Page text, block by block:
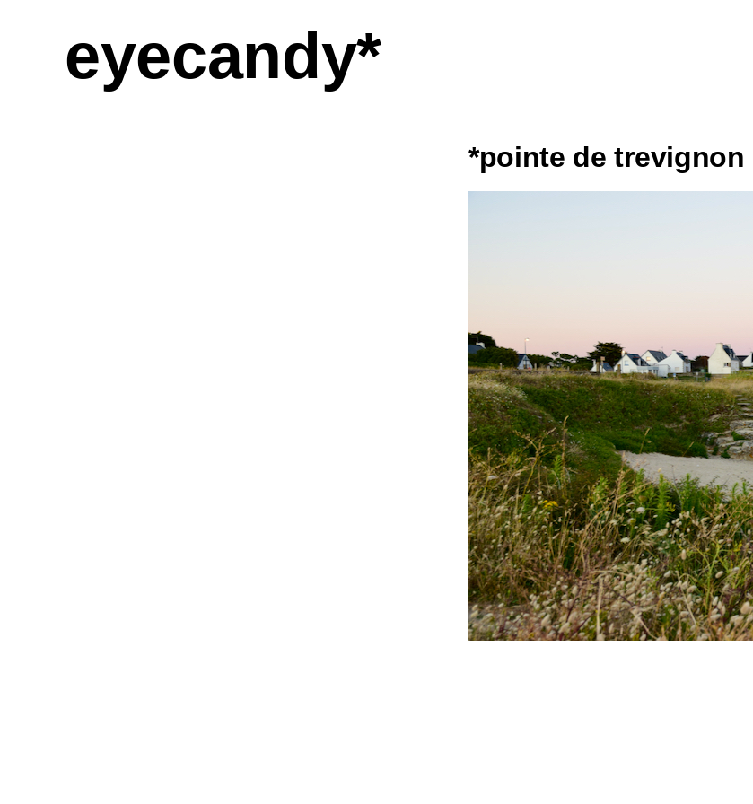
eyecandy*
*pointe de trevignon